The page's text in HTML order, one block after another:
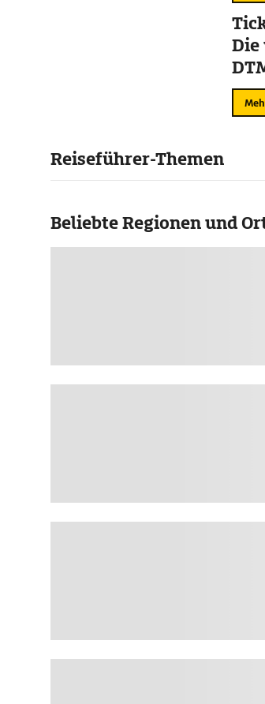
Reiseführer-Themen
Beliebte Regionen und